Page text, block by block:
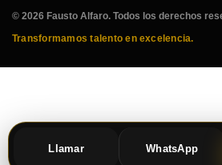
© 2026 Fausto Alfaro. Todos los derechos
Transformamos talento en excelencia.
Llamar WhatsApp